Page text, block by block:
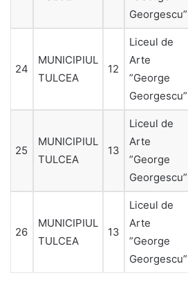
Georgescu”
24
MUNICIPIUL
TULCEA
12
Liceul de
Arte
”George
Georgescu”
25
MUNICIPIUL
TULCEA
13
Liceul de
Arte
”George
Georgescu”
26
MUNICIPIUL
TULCEA
13
Liceul de
Arte
”George
Georgescu”